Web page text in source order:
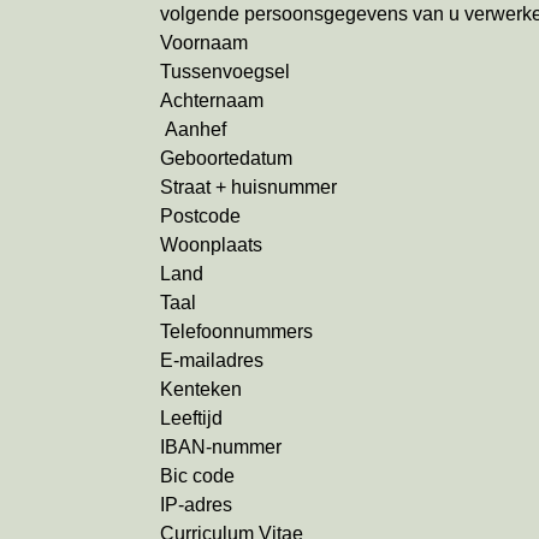
volgende persoonsgegevens van u
Voornaam
Tussenvoegsel
Achternaam
Aanhef
Geboortedatum
Straat + huisnummer
Postcode
Woonplaats
Land
Taal
Telefoonnummers
E-mailadres
Kenteken
Leeftijd
IBAN-nummer
Bic code
IP-adres
Curriculum Vitae